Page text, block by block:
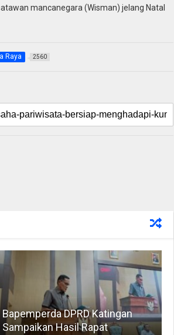
mancanegara (Wisman) jelang Natal
Raya 2560
Bapemperda DPRD Katingan
Sampaikan Hasil Rapat